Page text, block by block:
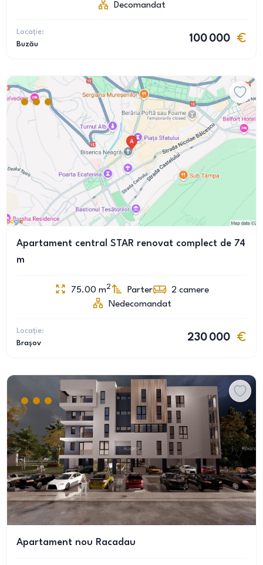
Decomandat
Locație:
Buzău
100 000
Apartament central STAR renovat complect de 74
m
75.00 m2 Parter 2 camere
Nedecomandat
Locație:
Brașov
230 000
Apartament nou Racadau